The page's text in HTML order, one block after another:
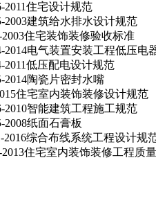
2011住宅设计规范
2003建筑给水排水设计规范
住宅装饰装修验收标准
2014电气装置安装工程低压电
2011低压配电设计规范
2014陶瓷片密封水嘴
住宅室内装饰装修设计规范
2010智能建筑工程施工规范
2008纸面石膏板
2016综合布线系统工程设计规
住宅室内装饰装修工程质